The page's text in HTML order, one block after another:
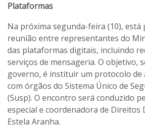
Plataformas
Na próxima segunda-feira (10), está
reunião entre representantes do
das plataformas digitais, incluindo
serviços de mensageria. O objetivo,
governo, é instituir um protocolo de
com órgãos do Sistema Único de
(Susp). O encontro será conduzido
especial e coordenadora de Direitos
Estela Aranha.